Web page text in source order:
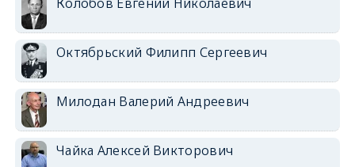
Октябрьский Филипп Сергеевич
Милодан Валерий Андреевич
Чайка Алексей Викторович